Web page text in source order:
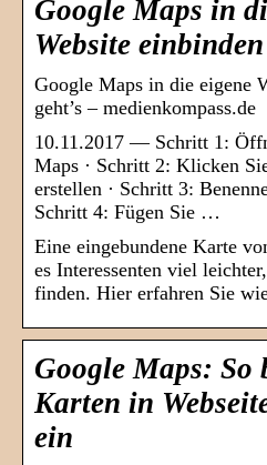
Google Maps in
Website einbinden
Google Maps in die eigene
geht’s – medienkompass.de
10.11.2017 — Schritt 1:
Maps · Schritt 2: Klicken
erstellen · Schritt 3:
Schritt 4: Fügen Sie …
Eine eingebundene Karte
es Interessenten viel
finden. Hier erfahren Sie
Google Maps: So
Karten in
ein